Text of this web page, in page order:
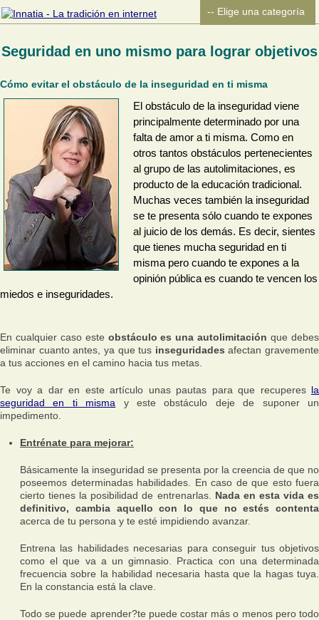
Seguridad en uno mismo para lograr objetivos
Cómo evitar el obstáculo de la inseguridad en ti misma
El obstáculo de la inseguridad viene
principalmente determinado por una
falta de amor a ti misma. Como en
otros tantos obstáculos pertenecientes
al grupo de las autolimitaciones, es
producto de la educación tradicional.
Muchas veces también la inseguridad
se te presenta sólo cuando te expones
al juicio de los demás. Es decir, sientes
que tienes mucha seguridad en ti
misma pero cuando te expones a la
opinión pública es cuando te vencen los
miedos e inseguridades.
En cualquier caso este obstáculo es una autolimitación que debes
eliminar cuanto antes, ya que tus inseguridadesafectan gravemente
a tus acciones en el camino hacia tus metas.
Te voy a dar en este artículo unas pautas para que recuperes la
seguridad en ti misma y este obstáculo deje de suponer un
impedimento.
Entrénate para mejorar:
Básicamente la inseguridad se presenta por la creencia de que no
poseemos determinadas habilidades. En caso de que esto fuera
cierto tienes la posibilidad de entrenarlas. Nada en esta vida es
definitivo, cambia aquello con lo que no estés contenta
acerca de tu persona y te esté impidiendo avanzar.
Entrena las habilidades necesarias para conseguir tus objetivos
como el que va a un gimnasio. Practica con una determinada
frecuencia sobre la habilidad necesaria hasta que la hagas tuya.
En la constancia está la clave.
Todo se puede aprender?te puede costar más o menos pero todo